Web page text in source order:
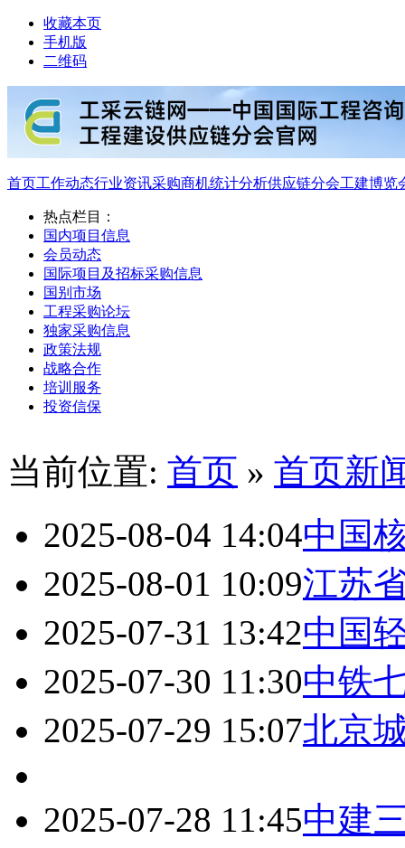
收藏本页
手机版
二维码
首页工作动态行业资讯采购商机统计分析供应链分会工建博览
热点栏目：
国内项目信息
会员动态
国际项目及招标采购信息
国别市场
工程采购论坛
独家采购信息
政策法规
战略合作
培训服务
投资信保
当前位置: 首页 » 首页新
2025-08-04 14:04中国
2025-08-01 10:09江苏
2025-07-31 13:42中国
2025-07-30 11:30中铁
2025-07-29 15:07北京
2025-07-28 11:45中建